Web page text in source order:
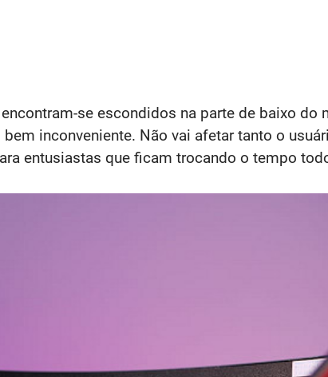
se escondidos na parte de baixo
inconveniente. Não vai afetar tanto o
entusiastas que ficam trocando o tempo